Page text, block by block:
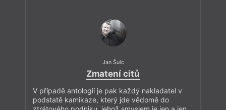
Jan Šulc
Zmatení citů
V případě antologií je pak každý nakladatel v
podstatě kamikaze, který jde vědomě do